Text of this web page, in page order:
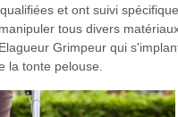
et ont suivi
tous divers
Grimpeur qui
la tonte pelouse.